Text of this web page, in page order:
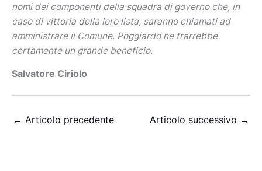
nomi dei componenti della squadra di governo che, in
caso di vittoria della loro lista, saranno chiamati ad
amministrare il Comune. Poggiardo ne trarrebbe
certamente un grande beneficio.
Salvatore Ciriolo
← Articolo precedente Articolo successivo →